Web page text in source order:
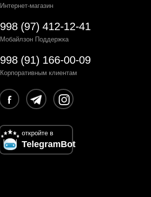
Интернет-магазин
998 (97) 412-12-41
Мобайлзон Поддержка
998 (91) 166-00-09
Корпоративным клиентам
откройте в
TelegramBot